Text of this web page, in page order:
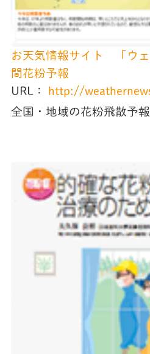
お天気情報サイト 「ウ
間花粉予報
URL：
http://
全国・地域の花粉飛散予